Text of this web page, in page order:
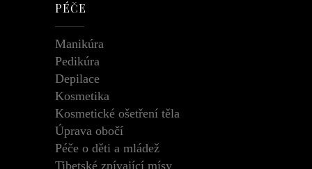
PÉČE
Manikúra
Pedikúra
Depilace
Kosmetika
Kosmetické ošetření těla
Úprava obočí
Péče o děti a mládež
Tibetské zpívající mísy